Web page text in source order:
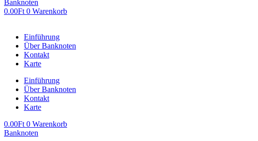
Banknoten
0.00Ft 0 Warenkorb
Einführung
Über Banknoten
Kontakt
Karte
Einführung
Über Banknoten
Kontakt
Karte
0.00Ft 0 Warenkorb
Banknoten